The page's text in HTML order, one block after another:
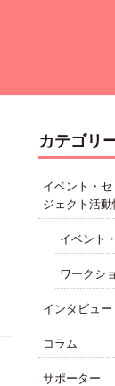
カテゴリ
イベント・
ジェクト活動
イベント
ワークシ
インタビュー
コラム
サポーター